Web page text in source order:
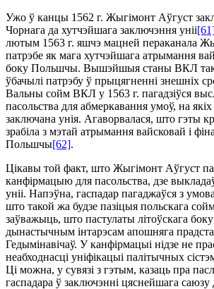
Ужо ў канцы 1562 г. Жыгімонт Аўгуст
Чорнага да хутчэйшага заключэння уніі
лютым 1563 г. яшчэ мацней пераканала
патрэбе як мага хутчэйшага атрымання
боку Польшчы. Вышэйшыя станы ВКЛ
ўбачылі патрэбу ў прыцягненні знешніх
Вальны сойм ВКЛ у 1563 г. пагадзіўся
пасольства для абмеркавання умоў, на
заключана унія. Агаворвалася, што гэты
зрабіла з мэтай атрымання вайсковай і
Поль­шчы[62].
Цікавы той факт, што Жыгімонт Аўгуст
канфірмацыю для пасольства, дзе
уніі. Напэўна, гаспадар пагаджаўся з
што такой жа будзе пазіцыя польскага
заўважыць, што пастулаты літоўскага
дынастычным інтарэсам апошняга
Гедымінавічаў. У канфірмацыі нідзе не
неабходнасці уні­фікацыі палітычных
Ці можна, у сувязі з гэтым, казаць пра
гаспадара ў заключэнні цяснейшага